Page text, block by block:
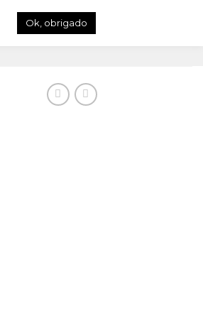
Ok, obrigado